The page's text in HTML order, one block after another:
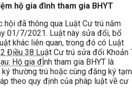
hộ gia đình tham gia BHYT
đã thông qua Luật Cư trú năm
01/7/2021. Luật này sửa đổi, bổ
khác liên quan, trong đó có Luật
2 Điều 38 Luật Cư trú sửa đổi Khoản
Hộ gia đình tham gia BHYT là
thường trú hoặc cùng đăng ký tạm
theo quy định của pháp luật về cư